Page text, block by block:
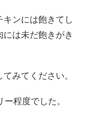
ンには飽きてし
は未だ飽きがき
みてください。
程度でした。